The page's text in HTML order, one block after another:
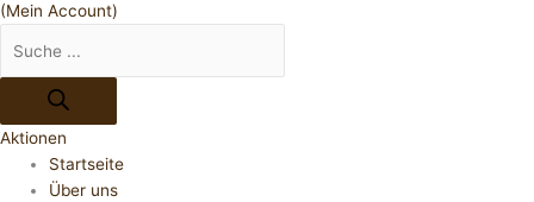
(Mein Account)
Aktionen
Startseite
Über uns